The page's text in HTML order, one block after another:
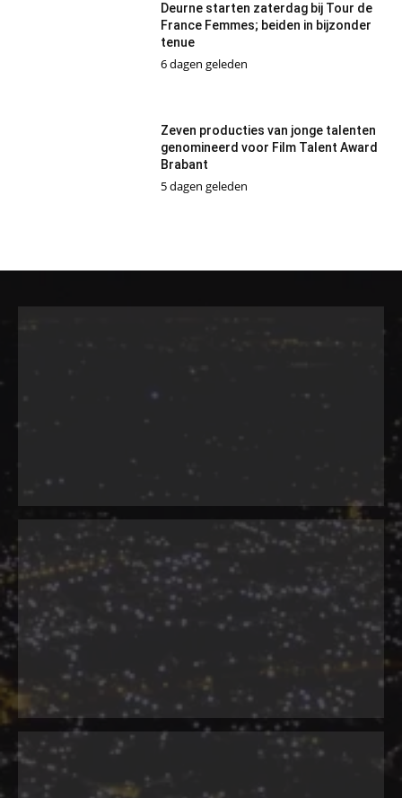
Deurne starten zaterdag bij Tour de
France Femmes; beiden in bijzonder
tenue
6 dagen geleden
Zeven producties van jonge talenten
genomineerd voor Film Talent Award
Brabant
5 dagen geleden